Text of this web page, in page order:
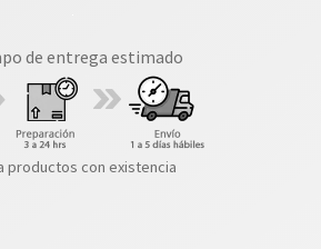
de entrega estimado
productos con existencia